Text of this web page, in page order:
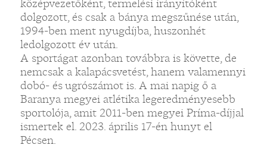
középvezetőként, termelési irányítóként
dolgozott, és csak a bánya megszűnése után,
1994-ben ment nyugdíjba, huszonhét
ledolgozott év után.
A sportágat azonban továbbra is követte, de
nemcsak a kalapácsvetést, hanem valamennyi
dobó- és ugrószámot is. A mai napig ő a
Baranya megyei atlétika legeredményesebb
sportolója, amit 2011-ben megyei Príma-díjjal
ismertek el. 2023. április 17-én hunyt el
Pécsen.